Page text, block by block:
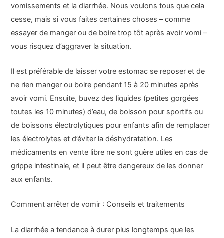
vomissements et la diarrhée. Nous voulons tous que cela
cesse, mais si vous faites certaines choses – comme
essayer de manger ou de boire trop tôt après avoir vomi –
vous risquez d’aggraver la situation.
Il est préférable de laisser votre estomac se reposer et de
ne rien manger ou boire pendant 15 à 20 minutes après
avoir vomi. Ensuite, buvez des liquides (petites gorgées
toutes les 10 minutes) d’eau, de boisson pour sportifs ou
de boissons électrolytiques pour enfants afin de remplacer
les électrolytes et d’éviter la déshydratation. Les
médicaments en vente libre ne sont guère utiles en cas de
grippe intestinale, et il peut être dangereux de les donner
aux enfants.
Comment arrêter de vomir : Conseils et traitements
La diarrhée a tendance à durer plus longtemps que les